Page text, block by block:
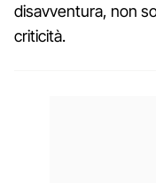
disavventura, non
criticità.